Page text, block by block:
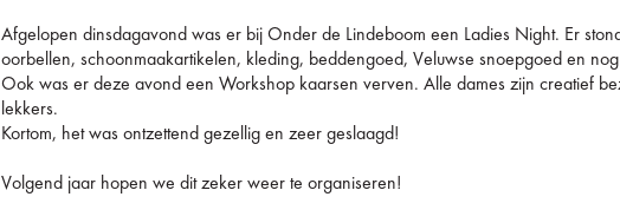
Afgelopen dinsdagavond was er bij Onder de Lindeboom een Ladies Night. Er
oorbellen, schoonmaakartikelen, kleding, beddengoed, Veluwse snoepgoed en
Ook was er deze avond een Workshop kaarsen verven. Alle dames zijn creatief
lekkers.
Kortom, het was ontzettend gezellig en zeer geslaagd!
Volgend jaar hopen we dit zeker weer te organiseren!